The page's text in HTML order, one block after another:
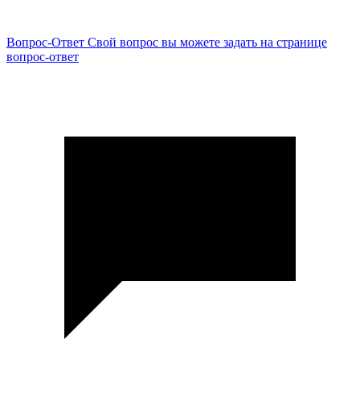
Вопрос-Ответ Свой вопрос вы можете задать на странице
вопрос-ответ